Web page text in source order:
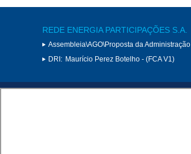
REDE ENERGIA PARTICIPAÇÕES S.A.
Assembleia\AGO\Proposta da Administração
DRI: Maurício Perez Botelho - (FCA V1)